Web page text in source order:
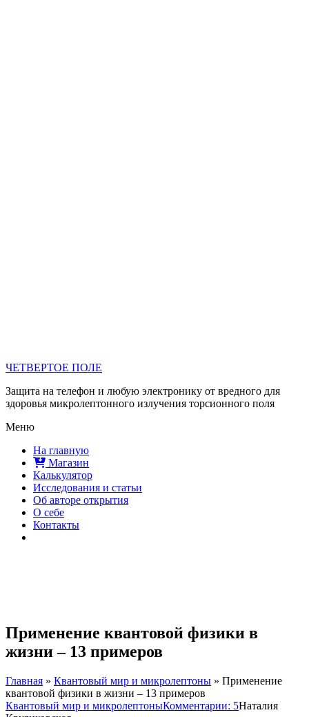
ЧЕТВЕРТОЕ ПОЛЕ
Защита на телефон и любую электронику от вредного для
здоровья микролептонного излучения торсионного поля
Меню
На главную
Магазин
Калькулятор
Исследования и статьи
Об авторе открытия
О себе
Контакты
Применение квантовой физики в
жизни – 13 примеров
Главная » Квантовый мир и микролептоны » Применение
квантовой физики в жизни – 13 примеров
Квантовый мир и микролептоныКомментарии: 5Наталия